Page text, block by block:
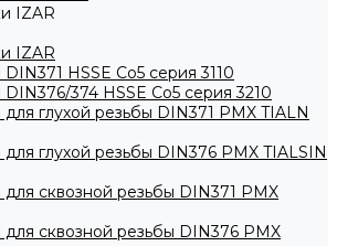
IZAR
IZAR
HSSE Co5 серия 3110
374 HSSE Co5 серия 3210
глухой резьбы DIN371 PMX TIALN
глухой резьбы DIN376 PMX TIALSIN
сквозной резьбы DIN371 PMX
сквозной резьбы DIN376 PMX